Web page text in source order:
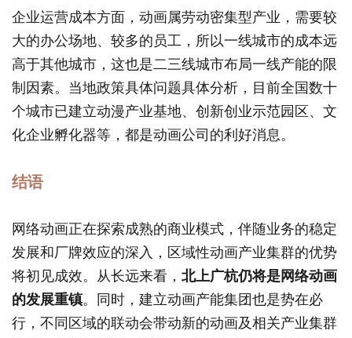
企业运营成本方面，动画属劳动密集型产业，需要较
大的办公场地、较多的员工，所以一线城市的成本远
高于其他城市，这也是二三线城市布局一线产能的限
制因素。当地政策具体问题具体分析，目前全国数十
个城市已建立动漫产业基地、创新创业示范园区、文
化企业孵化器等，都是动画公司的利好消息。
结语
网络动画正在探索成熟的商业模式，伴随业务的稳定
发展和厂牌效应的深入，区域性动画产业集群的优势
将初见成效。从长远来看， 北上广杭仍将是网络动画
的发展重镇。同时，建立动画产能集团也是势在必
行，不同区域的联动会带动新的动画及相关产业集群